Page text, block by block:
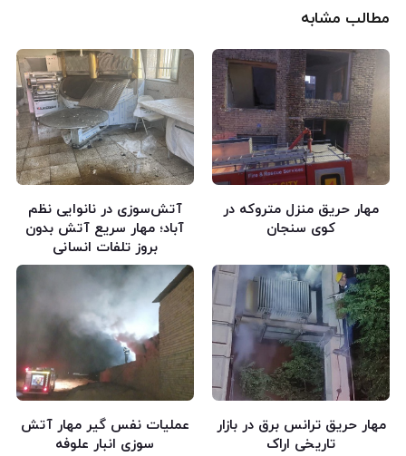
مطالب مشابه
مهار حریق منزل متروکه در
کوی سنجان
آتش‌سوزی در نانوایی نظم
آباد؛ مهار سریع آتش بدون
بروز تلفات انسانی
مهار حریق ترانس برق در بازار
تاریخی اراک
عملیات نفس گیر مهار آتش
سوزی انبار علوفه